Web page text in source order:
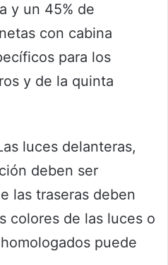
y un 45% de
con cabina
para los
y de la quinta
luces delanteras,
deben ser
las traseras deben
colores de las luces o
puede